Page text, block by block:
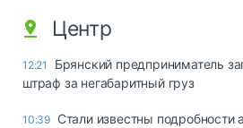
Центр
12:21
Брянский предприниматель
штраф за негабаритный груз
10:39 Стали известны подробности